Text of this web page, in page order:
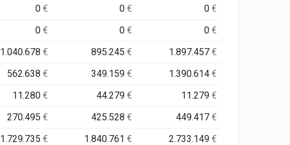
0€ 0€ 0€
0€ 0€ 0€
1.040.678€ 895.245€ 1.897.457€
562.638€ 349.159€ 1.390.614€
11.280€ 44.279€ 11.279€
270.495€ 425.528€ 449.417€
1.729.735€ 1.840.761€ 2.733.149€